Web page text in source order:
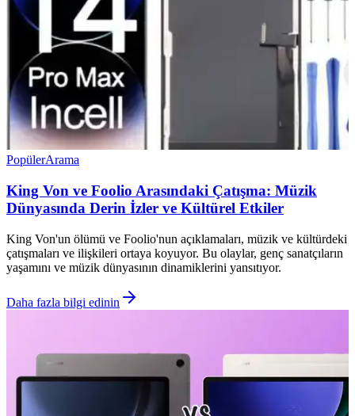
PopülerArama
King Von ve Foolio Arasındaki Çatışma: Müzik
Dünyasında Derin İzler ve Kültürel Etkiler
King Von'un ölümü ve Foolio'nun açıklamaları, müzik ve kültürdeki
çatışmaları ve ilişkileri ortaya koyuyor. Bu olaylar, genç sanatçıların
yaşamını ve müzik dünyasının dinamiklerini yansıtıyor.
Daha fazla bilgi edinin